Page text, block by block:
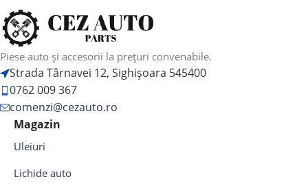
Piese auto și accesorii la prețuri convenabile.
Strada Târnavei 12, Sighișoara 545400
0762 009 367
comenzi@cezauto.ro
Magazin
Uleiuri
Lichide auto